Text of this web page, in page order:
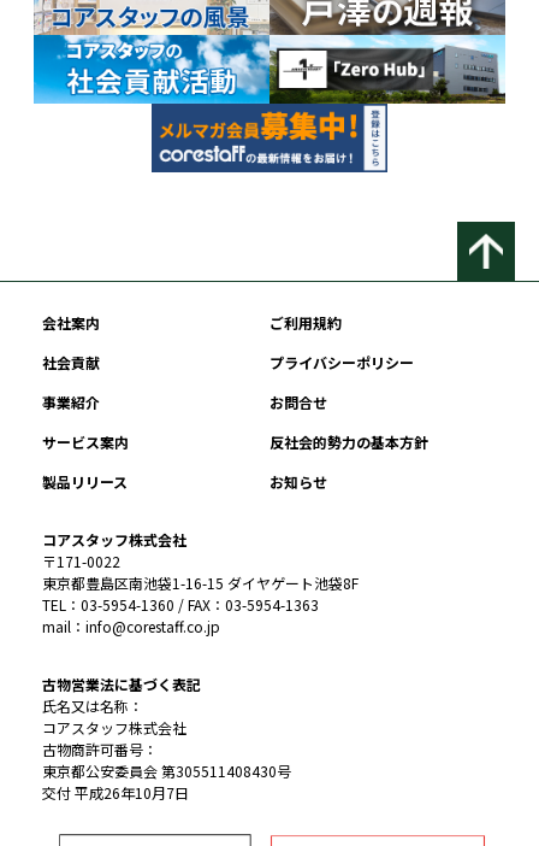
会社案内
ご利用規約
社会貢献
プライバシーポリシー
事業紹介
お問合せ
サービス案内
反社会的勢力の基本方針
製品リリース
お知らせ
コアスタッフ株式会社
〒171-0022
東京都豊島区南池袋1-16-15 ダイヤゲート池袋8F
TEL：03-5954-1360 / FAX：03-5954-1363
mail：info@corestaff.co.jp
古物営業法に基づく表記
氏名又は名称：
コアスタッフ株式会社
古物商許可番号：
東京都公安委員会 第305511408430号
交付 平成26年10月7日